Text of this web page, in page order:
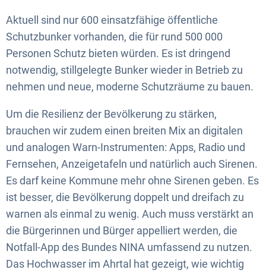
Aktuell sind nur 600 einsatzfähige öffentliche
Schutzbunker vorhanden, die für rund 500 000
Personen Schutz bieten würden. Es ist dringend
notwendig, stillgelegte Bunker wieder in Betrieb zu
nehmen und neue, moderne Schutzräume zu bauen.
Um die Resilienz der Bevölkerung zu stärken,
brauchen wir zudem einen breiten Mix an digitalen
und analogen Warn-Instrumenten: Apps, Radio und
Fernsehen, Anzeigetafeln und natürlich auch Sirenen.
Es darf keine Kommune mehr ohne Sirenen geben. Es
ist besser, die Bevölkerung doppelt und dreifach zu
warnen als einmal zu wenig. Auch muss verstärkt an
die Bürgerinnen und Bürger appelliert werden, die
Notfall-App des Bundes NINA umfassend zu nutzen.
Das Hochwasser im Ahrtal hat gezeigt, wie wichtig